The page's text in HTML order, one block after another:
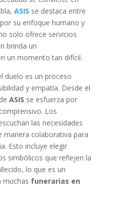
ASIS se destaca entre
por su enfoque humano y
solo ofrece servicios
brinda un
un momento tan difícil.
duelo es un proceso
y empatía. Desde el
ASIS se esfuerza por
Los
las necesidades
manera colaborativa para
Esto incluye elegir
simbólicos que reflejen la
lo que es un
muchas funerarias en